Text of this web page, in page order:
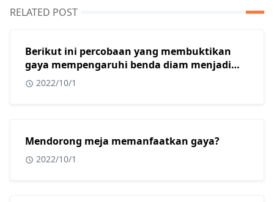
RELATED POST
Berikut ini percobaan yang membuktikan
gaya mempengaruhi benda diam menjadi
bergerak adalah?
2022/10/1
Mendorong meja memanfaatkan gaya?
2022/10/1